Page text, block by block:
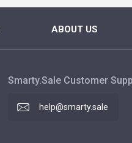
ABOUT US
Smarty.Sale Customer
help@smarty.sale